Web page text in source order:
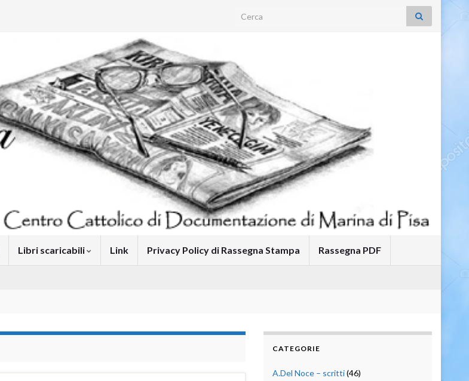
Search for:
Libri scaricabili Link Privacy Policy di Rassegna Stampa Rassegna PDF
CATEGORIE
A.Del Noce – scritti(46)